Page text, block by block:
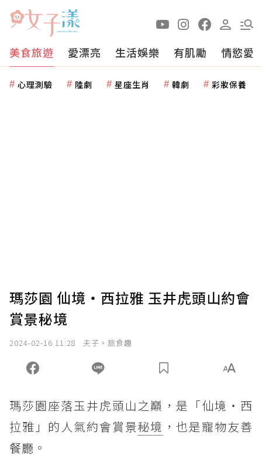
美食旅遊 愛漂亮 生活娛樂 有肌勵 情慾愛
心理測驗 陸劇 星座生肖 韓劇 彩妝保養
瑪莎園 仙境‧西拉雅 玉井虎頭山約會
賞景秘境
2024-02-16 11:28 夫子。旅食趣
瑪莎園座落玉井虎頭山之巔，是「仙境‧西
拉雅」的人氣約會賞景秘境 ，也是寵物友善
餐廳。